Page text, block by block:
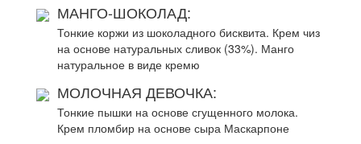
МАНГО-ШОКОЛАД:
Тонкие коржи из шоколадного бисквита. Крем чиз
на основе натуральных сливок (33%). Манго
натуральное в виде кремю
МОЛОЧНАЯ ДЕВОЧКА:
Тонкие пышки на основе сгущенного молока.
Крем пломбир на основе сыра Маскарпоне